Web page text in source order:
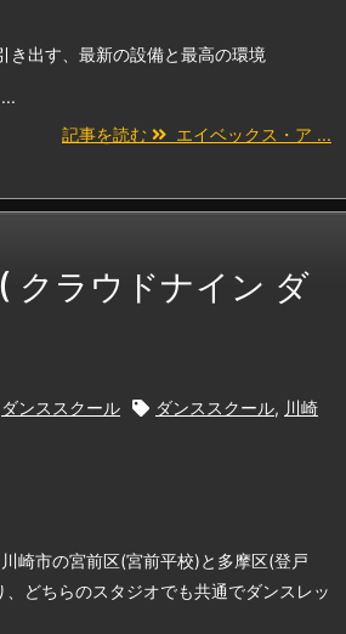
き出す、最新の設備と最高の環境
記事を読む
エイベックス・ア ...
クラウドナイン ダ
ダンススクール ダンススクール, 川崎
崎市の宮前区(宮前平校)と多摩区(登戸
どちらのスタジオでも共通でダンスレッ